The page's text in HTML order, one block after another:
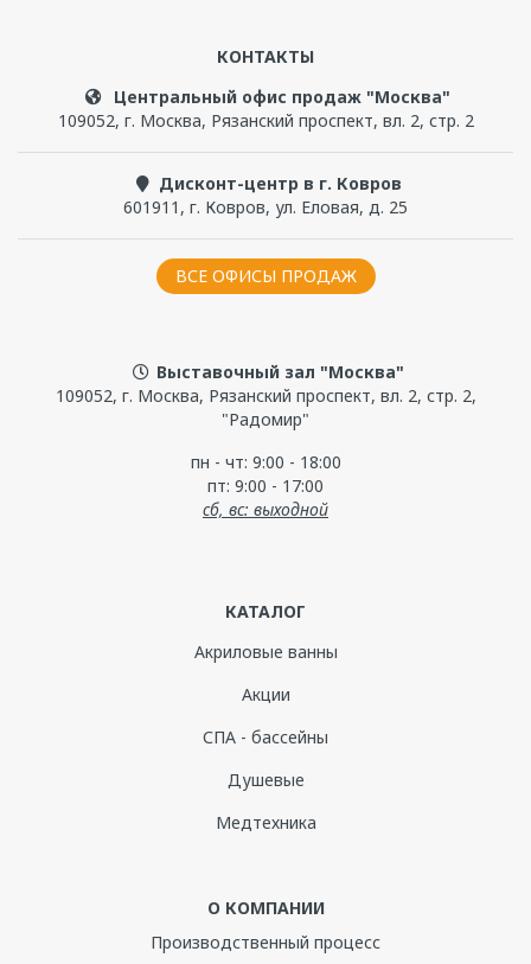
Чтобы прокомментировать, надо
зарегистрироваться
КОНТАКТЫ
Центральный офис продаж "Москва"
109052, г. Москва, Рязанский проспект, вл. 2, стр. 2
Дисконт-центр в г. Ковров
601911 , г. Ковров, ул. Еловая, д. 25
ВСЕ ОФИСЫ ПРОДАЖ
Выставочный зал "Москва"
109052, г. Москва, Рязанский проспект, вл. 2, стр. 2,
"Радомир"
пн - чт: 9:00 - 18:00
пт: 9:00 - 17:00
сб, вс: выходной
КАТАЛОГ
Акриловые ванны
Акции
СПА - бассейны
Душевые
Медтехника
О КОМПАНИИ
Производственный процесс